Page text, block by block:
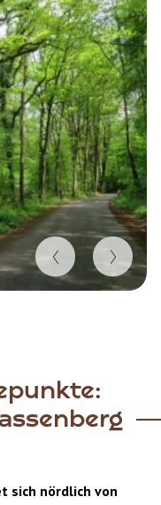
sich nördlich von